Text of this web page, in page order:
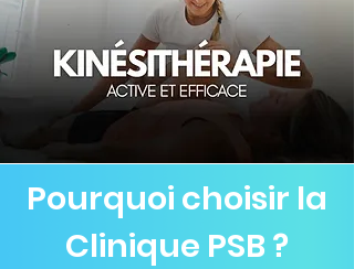
Pourquoi choisir la
Clinique PSB ?